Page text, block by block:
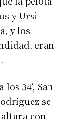
y Ursi
y los
eran
34’, San
se
con